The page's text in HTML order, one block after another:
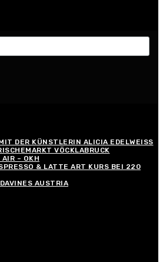
DER KÜNSTLERIN ALICIA EDELWEISS
VÖCKLABRUCK
– OKH
& LATTE ART KURS BEI 220
AUSTRIA